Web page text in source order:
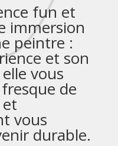
fun et
immersion
peintre :
et son
vous
de
vous
durable.